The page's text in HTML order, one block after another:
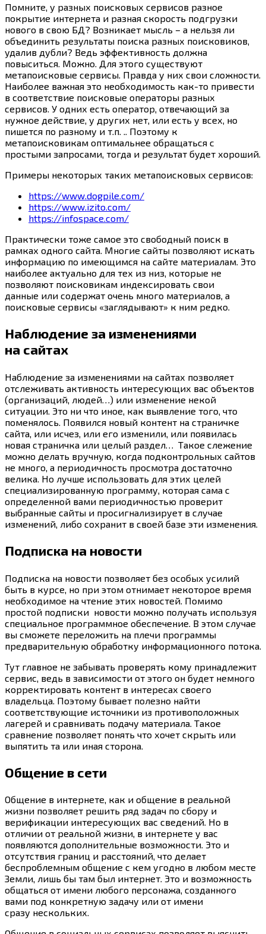
Помните, у разных поисковых сервисов разное
покрытие интернета и разная скорость подгрузки
нового в свою БД? Возникает мысль – а нельзя ли
объединить результаты поиска разных поисковиков,
удалив дубли? Ведь эффективность должна
повыситься. Можно. Для этого существуют
метапоисковые сервисы. Правда у них свои сложности.
Наиболее важная это необходимость как-то привести
в соответствие поисковые операторы разных
сервисов. У одних есть оператор, отвечающий за
нужное действие, у других нет, или есть у всех, но
пишется по разному и т.п. .. Поэтому к
метапоисковикам оптимальнее обращаться с
простыми запросами, тогда и результат будет хороший.
Примеры некоторых таких метапоисковых сервисов:
https://www.dogpile.com/
https://www.izito.com/
https://infospace.com/
Практически тоже самое это свободный поиск в
рамках одного сайта. Многие сайты позволяют искать
информацию по имеющимся на сайте материалам. Это
наиболее актуально для тех из низ, которые не
позволяют поисковикам индексировать свои
данные или содержат очень много материалов, а
поисковые сервисы «заглядывают» к ним редко.
Наблюдение за изменениями
на сайтах
Наблюдение за изменениями на сайтах позволяет
отслеживать активность интересующих вас объектов
(организаций, людей…) или изменение некой
ситуации. Это ни что иное, как выявление того, что
поменялось. Появился новый контент на страничке
сайта, или исчез, или его изменили, или появилась
новая страничка или целый раздел… Такое слежение
можно делать вручную, когда подконтрольных сайтов
не много, а периодичность просмотра достаточно
велика. Но лучше использовать для этих целей
специализированную программу, которая сама с
определенной вами периодичностью проверит
выбранные сайты и просигнализирует в случае
изменений, либо сохранит в своей базе эти изменения.
Подписка на новости
Подписка на новости позволяет без особых усилий
быть в курсе, но при этом отнимает некоторое время
необходимое на чтение этих новостей. Помимо
простой подписки новости можно получать используя
специальное программное обеспечение. В этом случае
вы сможете переложить на плечи программы
предварительную обработку информационного потока.
Тут главное не забывать проверять кому принадлежит
сервис, ведь в зависимости от этого он будет немного
корректировать контент в интересах своего
владельца. Поэтому бывает полезно найти
соответствующие источники из противоположных
лагерей и сравнивать подачу материала. Такое
сравнение позволяет понять что хочет скрыть или
выпятить та или иная сторона.
Общение в сети
Общение в интернете, как и общение в реальной
жизни позволяет решить ряд задач по сбору и
верификации интересующих вас сведений. Но в
отличии от реальной жизни, в интернете у вас
появляются дополнительные возможности. Это и
отсутствия границ и расстояний, что делает
беспроблемным общение с кем угодно в любом месте
Земли, лишь бы там был интернет. Это и возможность
общаться от имени любого персонажа, созданного
вами под конкретную задачу или от имени
сразу нескольких.